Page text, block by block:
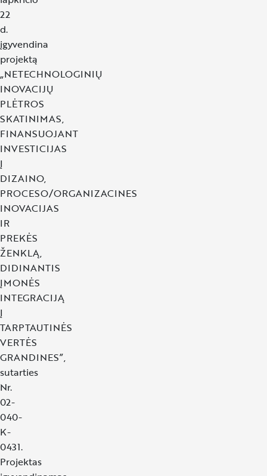
22
d.
įgyvendina
projektą
„NETECHNOLOGINIŲ
INOVACIJŲ
PLĖTROS
SKATINIMAS,
FINANSUOJANT
INVESTICIJAS
Į
DIZAINO,
PROCESO/ORGANIZACINES
INOVACIJAS
IR
PREKĖS
ŽENKLĄ,
DIDINANTIS
ĮMONĖS
INTEGRACIJĄ
Į
TARPTAUTINĖS
VERTĖS
GRANDINES”,
sutarties
Nr.
02-
040-
K-
0431.
Projektas